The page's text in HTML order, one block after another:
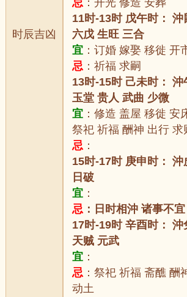
时辰吉凶
忌 ：开光 修造 安葬
11时-13时 戊午时：
六戊 生旺 三合
宜 ：订婚 嫁娶 移徙 开
忌 ：祈福 求嗣
13时-15时 己未时：
玉堂 贵人 武曲 少微
宜 ：修造 盖屋 移徙 安
祭祀 祈福 酬神 出行 求
忌 ：
15时-17时 庚申时：
日破
宜 ：
忌 ：日时相沖 诸事不宜
17时-19时 辛酉时：
天贼 元武
宜 ：
忌 ：祭祀 祈福 斋醮 酬
动土